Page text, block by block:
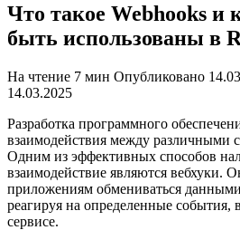
Что такое Webhooks и
быть использованы в
На чтение 7 мин Опубликовано
14.03.2025
Разработка программного
взаимодействия между различными
Одним из эффективных способов
взаимодействие являются вебхуки.
приложениям обмениваться
реагируя на определенные
сервисе.